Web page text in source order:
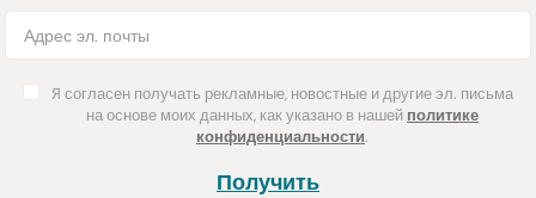
Я согласен получать рекламные, новостные и другие эл. письма
на основе моих данных, как указано в нашей политике
конфиденциальности.
Получить